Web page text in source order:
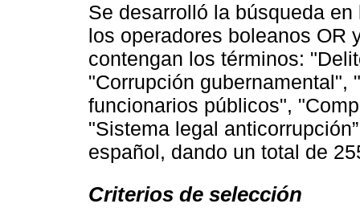
Se desarrolló la búsqueda
los operadores boleanos OR
contengan los términos:
"Corrupción gubernamental",
funcionarios públicos",
"Sistema legal
español, dando un total de
Criterios de selección